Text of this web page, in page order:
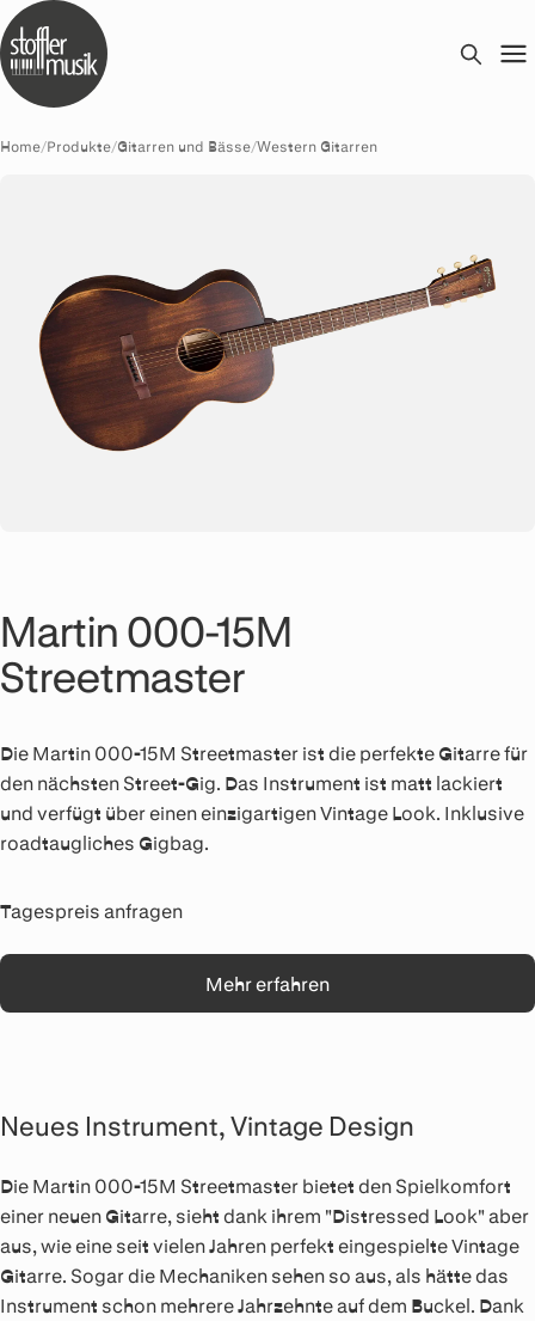
Home/Produkte/Gitarren und Bässe/Western Gitarren
Martin 000-15M
Streetmaster
Die Martin 000-15M Streetmaster ist die perfekte Gitarre für
den nächsten Street-Gig. Das Instrument ist matt lackiert
und verfügt über einen einzigartigen Vintage Look. Inklusive
roadtaugliches Gigbag.
Tagespreis anfragen
Mehr erfahren
Neues Instrument, Vintage Design
Die Martin 000-15M Streetmaster bietet den Spielkomfort
einer neuen Gitarre, sieht dank ihrem "Distressed Look" aber
aus, wie eine seit vielen Jahren perfekt eingespielte Vintage
Gitarre. Sogar die Mechaniken sehen so aus, als hätte das
Instrument schon mehrere Jahrzehnte auf dem Buckel. Dank